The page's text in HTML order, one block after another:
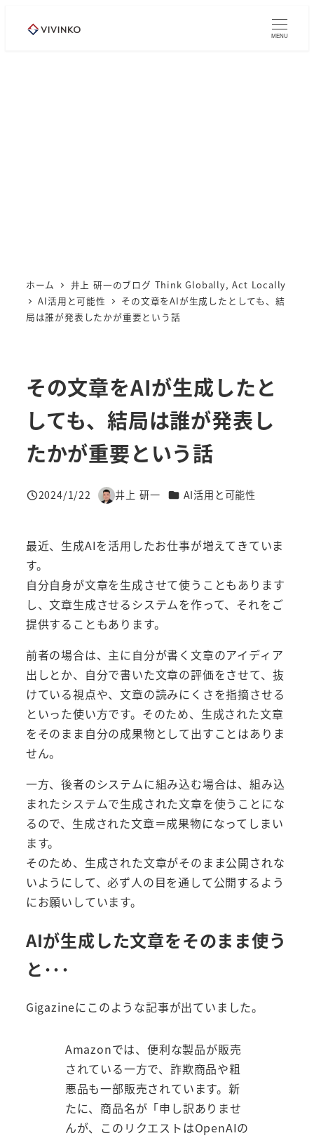
MENU
ホーム
井上 研一のブログ Think Globally, Act Locally
AI活用と可能性
その文章をAIが生成したとしても、結
局は誰が発表したかが重要という話
その文章をAIが生成したと
しても、結局は誰が発表し
たかが重要という話
投稿日
2024/1/22
著
井上 研一 カテゴリー
AI活用と可能性
最近、生成AIを活用したお仕事が増えてきていま
す。
自分自身が文章を生成させて使うこともあります
し、文章生成させるシステムを作って、それをご
提供することもあります。
前者の場合は、主に自分が書く文章のアイディア
出しとか、自分で書いた文章の評価をさせて、抜
けている視点や、文章の読みにくさを指摘させる
といった使い方です。そのため、生成された文章
をそのまま自分の成果物として出すことはありま
せん。
一方、後者のシステムに組み込む場合は、組み込
まれたシステムで生成された文章を使うことにな
るので、生成された文章＝成果物になってしまい
ます。
そのため、生成された文章がそのまま公開されな
いようにして、必ず人の目を通して公開するよう
にお願いしています。
AIが生成した文章をそのまま使う
と･･･
Gigazineにこのような記事が出ていました。
Amazonでは、便利な製品が販売
されている一方で、詐欺商品や粗
悪品も一部販売されています。新
たに、商品名が「申し訳ありませ
んが、このリクエストはOpenAIの